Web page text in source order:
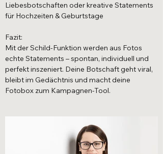
Liebesbotschaften oder kreative Statements
für Hochzeiten & Geburtstage
Fazit:
Mit der Schild-Funktion werden aus Fotos
echte Statements – spontan, individuell und
perfekt inszeniert. Deine Botschaft geht viral,
bleibt im Gedächtnis und macht deine
Fotobox zum Kampagnen-Tool.